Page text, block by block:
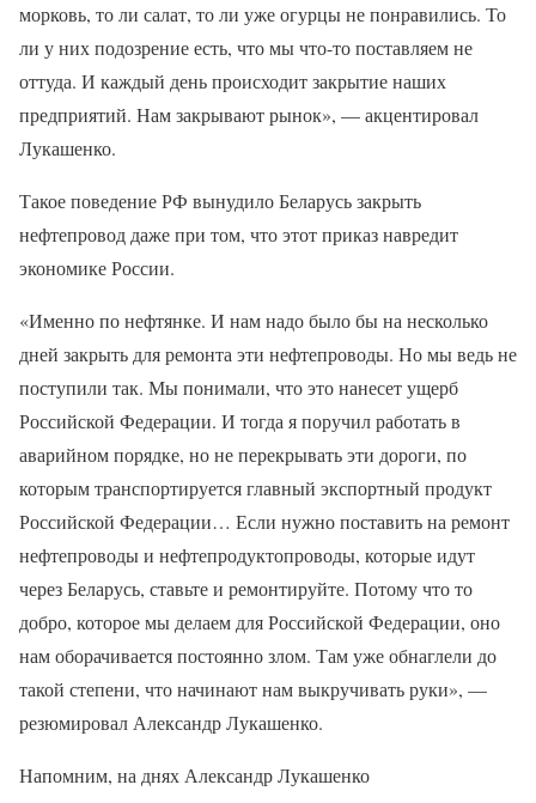
морковь, то ли салат, то ли уже огурцы не понравились. То
ли у них подозрение есть, что мы что-то поставляем не
оттуда. И каждый день происходит закрытие наших
предприятий. Нам закрывают рынок», — акцентировал
Лукашенко.
Такое поведение РФ вынудило Беларусь закрыть
нефтепровод даже при том, что этот приказ навредит
экономике России.
«Именно по нефтянке. И нам надо было бы на несколько
дней закрыть для ремонта эти нефтепроводы. Но мы ведь не
поступили так. Мы понимали, что это нанесет ущерб
Российской Федерации. И тогда я поручил работать в
аварийном порядке, но не перекрывать эти дороги, по
которым транспортируется главный экспортный продукт
Российской Федерации… Если нужно поставить на ремонт
нефтепроводы и нефтепродуктопроводы, которые идут
через Беларусь, ставьте и ремонтируйте. Потому что то
добро, которое мы делаем для Российской Федерации, оно
нам оборачивается постоянно злом. Там уже обнаглели до
такой степени, что начинают нам выкручивать руки», —
резюмировал Александр Лукашенко.
Напомним, на днях Александр Лукашенко